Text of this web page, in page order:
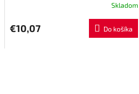
Skladom
€10,07 Do košíka